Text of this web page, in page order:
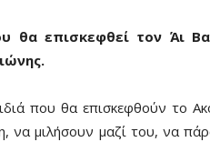
θα επισκεφθεί τον Άι
που θα επισκεφθούν το
να μιλήσουν μαζί του, να